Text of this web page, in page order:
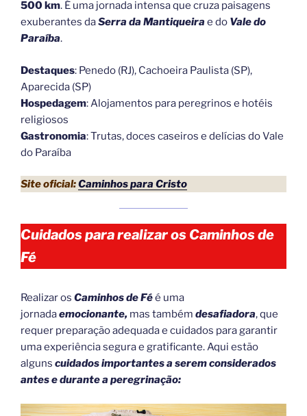
500 km. É uma jornada intensa que cruza paisagens
exuberantes daSerra da Mantiqueira e do Vale do
Paraíba.
Destaques: Penedo (RJ), Cachoeira Paulista (SP),
Aparecida (SP)
Hospedagem: Alojamentos para peregrinos e hotéis
religiosos
Gastronomia: Trutas, doces caseiros e delícias do Vale
do Paraíba
Site oficial:Caminhos para Cristo
Cuidados para realizar os Caminhos de
Fé
Realizar os Caminhos de Féé uma
jornadaemocionante, mas também desafiadora, que
requer preparação adequada e cuidados para garantir
uma experiência segura e gratificante. Aqui estão
alguns cuidados importantes a serem considerados
antes e durante a peregrinação: